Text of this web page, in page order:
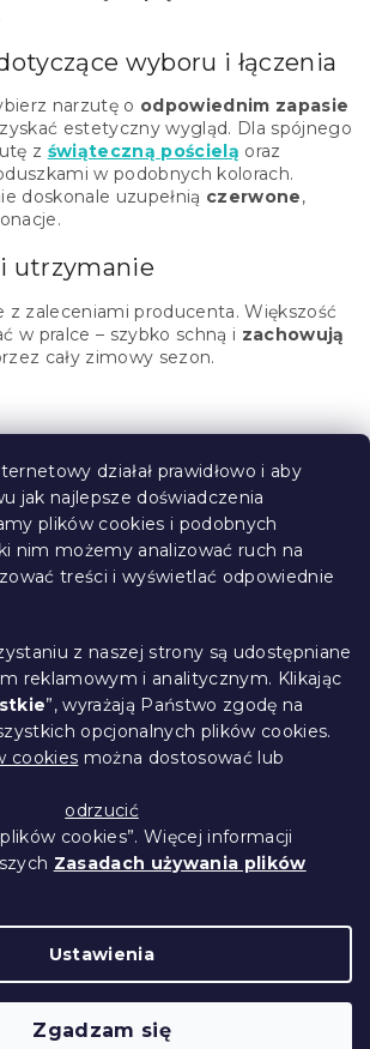
działał prawidłowo i aby
jak najlepsze doświadczenia
plików cookies i podobnych
nim możemy analizować ruch na
treści i wyświetlać odpowiednie
z naszej strony są udostępniane
reklamowym i analitycznym. Klikając
”, wyrażają Państwo zgodę na
opcjonalnych plików cookies.
cookies można dostosować lub
odrzucić
cookies”. Więcej informacji
Zasadach używania plików
Ustawienia
Zgadzam się
s
y wyboru i łączenia
narzutę o odpowiednim zapasie
estetyczny wygląd. Dla spójnego
z świąteczną pościelą oraz
w podobnych kolorach.
doskonale uzupełnią czerwone,
utrzymanie
z zaleceniami producenta. Większość
w pralce – szybko schną i zachowują
cały zimowy sezon.
dla Ciebie
towarów
osobowych
2026Przytulne Mieszkanie.
zastrzeżone.Edytuj ustawienia
plików cookie